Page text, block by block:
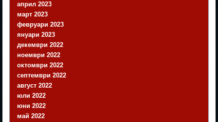
април 2023
март 2023
февруари 2023
януари 2023
декември 2022
ноември 2022
октомври 2022
септември 2022
август 2022
юли 2022
юни 2022
май 2022